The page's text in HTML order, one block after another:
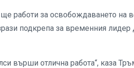
работи за освобождаването на
подкрепа за временния лидер
отлична работа“, каза